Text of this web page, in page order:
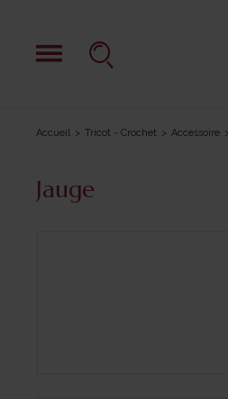
Accueil Tricot - Crochet Accessoire
Jauge